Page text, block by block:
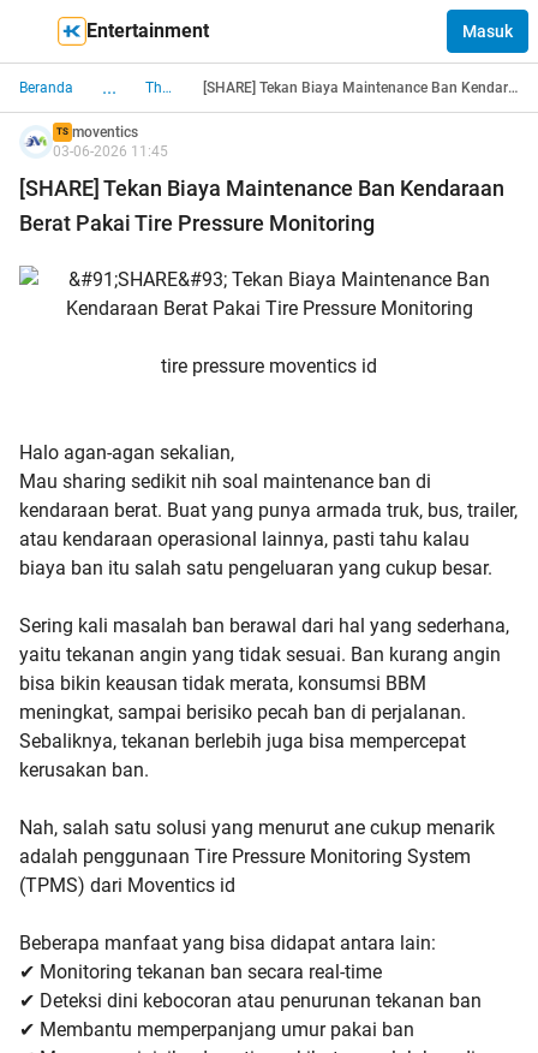
Entertainment Masuk
Beranda ... The Lounge [SHARE] Tekan Biaya Maintenance Ban Kendaraan Berat Pakai Tire Pressure Monitoring
TS moventics
03-06-2026 11:45
[SHARE] Tekan Biaya Maintenance Ban Kendaraan
Berat Pakai Tire Pressure Monitoring
tire pressure moventics id
Halo agan-agan sekalian,
Mau sharing sedikit nih soal maintenance ban di
kendaraan berat. Buat yang punya armada truk, bus, trailer,
atau kendaraan operasional lainnya, pasti tahu kalau
biaya ban itu salah satu pengeluaran yang cukup besar.
Sering kali masalah ban berawal dari hal yang sederhana,
yaitu tekanan angin yang tidak sesuai. Ban kurang angin
bisa bikin keausan tidak merata, konsumsi BBM
meningkat, sampai berisiko pecah ban di perjalanan.
Sebaliknya, tekanan berlebih juga bisa mempercepat
kerusakan ban.
Nah, salah satu solusi yang menurut ane cukup menarik
adalah penggunaan Tire Pressure Monitoring System
(TPMS) dari Moventics id
Beberapa manfaat yang bisa didapat antara lain:
✔ Monitoring tekanan ban secara real-time
✔ Deteksi dini kebocoran atau penurunan tekanan ban
✔ Membantu memperpanjang umur pakai ban